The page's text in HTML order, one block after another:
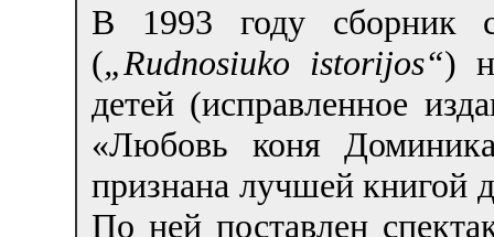
В 1993 году сборник
(„Rudnosiuko istorijos“)
детей (исправленное
«Любовь коня
признана лучшей книгой
По ней поставлен